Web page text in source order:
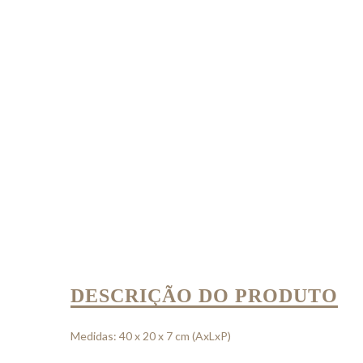
DESCRIÇÃO DO PRODUTO
Medidas: 40 x 20 x 7 cm (AxLxP)